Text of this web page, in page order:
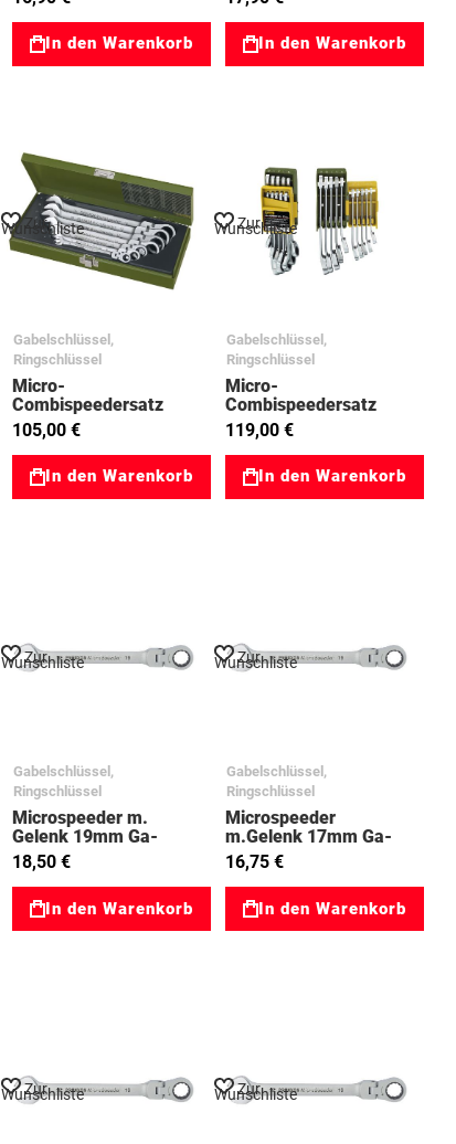
In den Warenkorb In den Warenkorb
Zur
Wunschliste
Gabelschlüssel,
Ringschlüssel
Micro-
Combispeedersatz
10-19mm 6tlg.
03023068
105,00 €
In den Warenkorb
Zur
Wunschliste
Gabelschlüssel,
Ringschlüssel
Micro-
Combispeedersatz
10tlg,Klapphalt.
03023126
119,00 €
In den Warenkorb
Zur
Wunschliste
Gabelschlüssel,
Ringschlüssel
Microspeeder m.
Gelenk 19mm Ga-
Ringratsche 03023056
18,50 €
In den Warenkorb
Zur
Wunschliste
Gabelschlüssel,
Ringschlüssel
Microspeeder
m.Gelenk 17mm Ga-
Ringratsche 03023054
16,75 €
In den Warenkorb
Zur
Wunschliste Zur
Wunschliste